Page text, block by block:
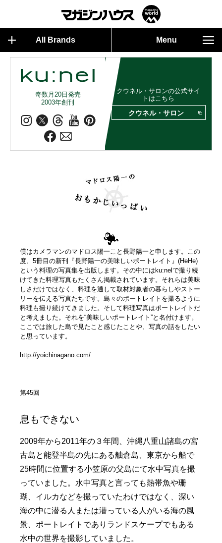
All Brands Menu
奇数月20日発売
2003年創刊
クウネル・サロンの公式サイ
トはこちら
クウネル・サロン
僕はカメラマンのマドロス陽一こと長野陽一と申します。この
度、5冊目の新刊『長野陽一の美味しいポートレイト』(HeHe)
という料理の写真集を出版します。その中にはku:nelで撮り続
けてきた料理写真もたくさん掲載されています。それらは美味
しさだけではなく、料理を通して取材対象者の暮らしやストー
リーを伝える写真たちです。島々のポートレイトを撮るように
料理も撮り続けてきました。そして料理写真はポートレイトだ
と考えました。それを“美味しいポートレイト”と名付けます。
ここでは旅した島で見たこと感じたことや、写真の話をしたい
と思っています。
http://yoichinagano.com/
第45回
息もできない
2009年から2011年の３年間、沖縄八重山諸島の宮
古島と能登半島の先にある舳倉島、東京から船で
25時間に位置する小笠原の父島にて水中写真を撮
っていました。水中写真と言っても熱帯魚や珊
瑚、イルカなどを撮っていたわけではなく、深い
海の中に潜る人または潜っている人がいる海の風
景、ポートレイトでありランドスケープでもある
水中の世界を撮影していました。